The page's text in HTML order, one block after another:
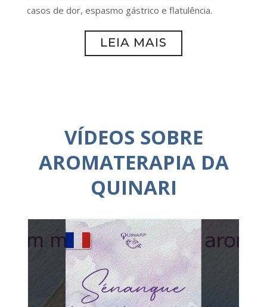
casos de dor, espasmo gástrico e flatulência.
LEIA MAIS
VÍDEOS SOBRE
AROMATERAPIA DA
QUINARI